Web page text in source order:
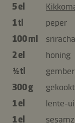
5 el
1 tl
peper
100 ml
sriracha
2 el
honing
½ tl
300 g
1 el
lente-ui
1 el